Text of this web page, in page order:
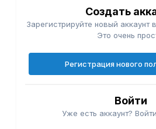
Создать
Зарегистрируйте новый
Это очень
Регистрация нового
Войти
Уже есть аккаунт?